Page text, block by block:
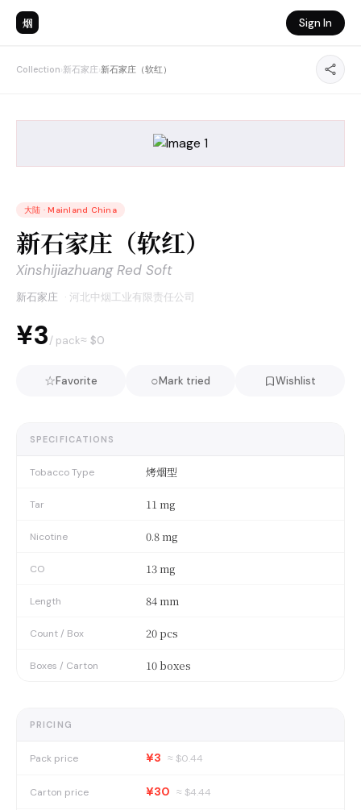
烟 Sign In
Collection›新石家庄›新石家庄（软红）
大陆 · Mainland China
新石家庄（软红）
Xinshijiazhuang Red Soft
新石家庄 · 河北中烟工业有限责任公司
¥3/ pack≈ $0
☆Favorite ○Mark tried Wishlist
SPECIFICATIONS
Tobacco Type 烤烟型
Tar 11 mg
Nicotine 0.8 mg
CO 13 mg
Length 84 mm
Count / Box 20 pcs
Boxes / Carton 10 boxes
PRICING
Pack price ¥3 ≈ $0.44
Carton price ¥30 ≈ $4.44